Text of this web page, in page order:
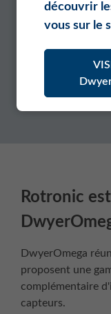
JOUR
VERS LE SITE
Rotronic
DwyerOmega
proposent une
complémentaire
capteurs.
découvrir
vous sur le